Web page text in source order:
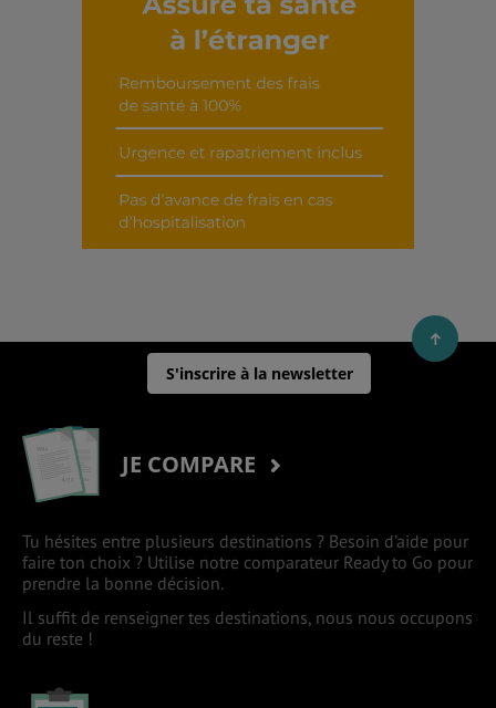
Découvrir cet interview
S'inscrire à la newsletter
JE COMPARE
Tu hésites entre plusieurs destinations ? Besoin d’aide pour
faire ton choix ? Utilise notre comparateur Ready to Go pour
prendre la bonne décision.
Il suffit de renseigner tes destinations, nous nous occupons
du reste !